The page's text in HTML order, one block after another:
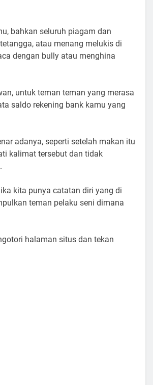
bahkan seluruh piagam dan
atau menang melukis di
dengan bully atau menghina
untuk teman teman yang merasa
saldo rekening bank kamu yang
adanya, seperti setelah makan itu
kalimat tersebut dan tidak
kita punya catatan diri yang di
teman pelaku seni dimana
halaman situs dan tekan